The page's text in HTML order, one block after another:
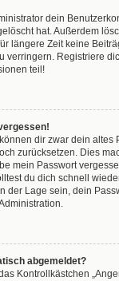
dein
hat. Außerdem
längere Zeit keine
verringern. Registriere
teil!
dir zwar dein altes
zurücksetzen. Dies
mein Passwort
du dich schnell
der Lage sein, dein
abgemeldet?
Kontrollkästchen